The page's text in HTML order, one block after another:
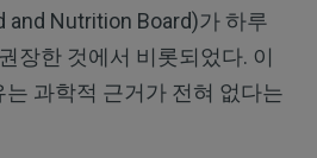
and Nutrition Board)가 하루
장한 것에서 비롯되었다. 이
과학적 근거가 전혀 없다는